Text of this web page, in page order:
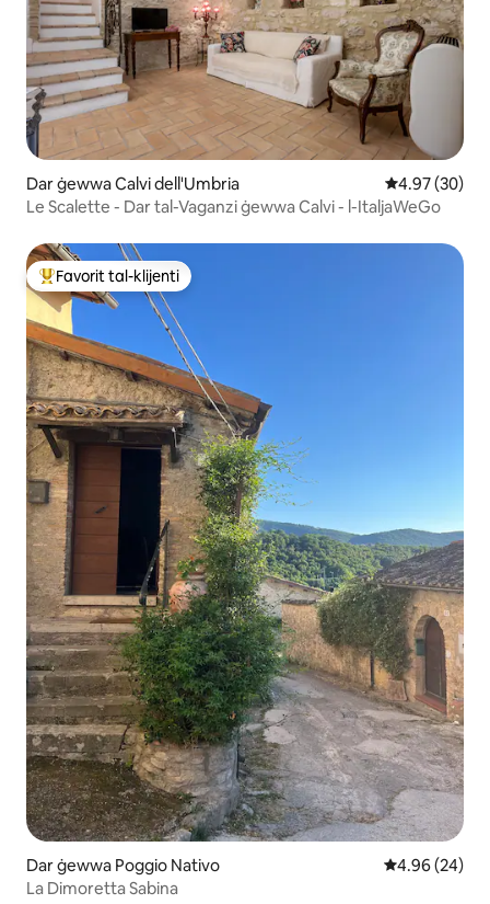
Dar ġewwa Calvi dell'Umbria Rating medju
4.97 (30)
Le Scalette - Dar tal-Vaganzi ġewwa Calvi - l-ItaljaWeGo
Wieħed mill-aqwa favoriti tal-klijenti
Favorit tal-klijenti
Dar ġewwa Poggio Nativo Rating medju
4.96 (24)
La Dimoretta Sabina